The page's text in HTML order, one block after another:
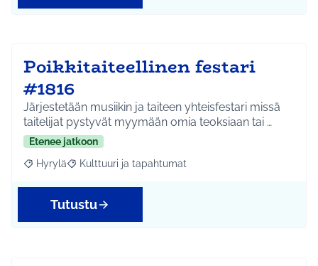
Poikkitaiteellinen festari
#1816
Järjestetään musiikin ja taiteen yhteisfestari missä
taitelijat pystyvät myymään omia teoksiaan tai …
Etenee jatkoon
Rajaa tulokset aihepiirin mukaan: Hyrylä
Hyrylä Rajaa tulokset teeman mukaan: Kulttuuri ja
Kulttuuri ja tapahtumat
Tutustu